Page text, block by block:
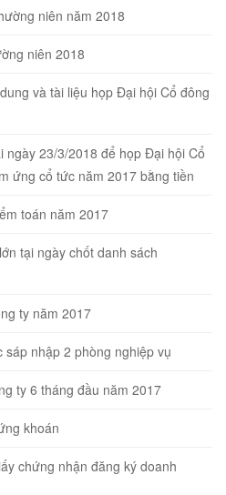
niên năm 2018
niên 2018
và tài liệu họp Đại hội Cổ đông
ngày 23/3/2018 để họp Đại hội Cổ
ứng cổ tức năm 2017 bằng tiền
toán năm 2017
tại ngày chốt danh sách
ty năm 2017
nhập 2 phòng nghiệp vụ
ty 6 tháng đầu năm 2017
khoán
chứng nhận đăng ký doanh